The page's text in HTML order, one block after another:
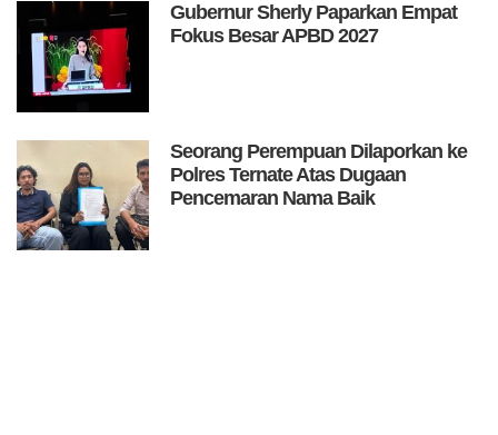
Gubernur Sherly Paparkan Empat
Fokus Besar APBD 2027
Seorang Perempuan Dilaporkan ke
Polres Ternate Atas Dugaan
Pencemaran Nama Baik